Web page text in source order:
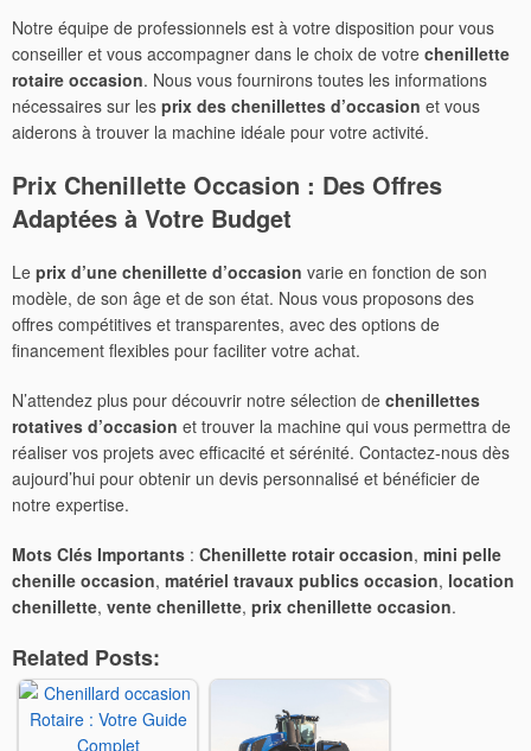
Notre équipe de professionnels est à votre disposition pour vous
conseiller et vous accompagner dans le choix de votre chenillette
rotaire occasion. Nous vous fournirons toutes les informations
nécessaires sur les prix des chenillettes d’occasion et vous
aiderons à trouver la machine idéale pour votre activité.
Prix Chenillette Occasion : Des Offres
Adaptées à Votre Budget
Le prix d’une chenillette d’occasion varie en fonction de son
modèle, de son âge et de son état. Nous vous proposons des
offres compétitives et transparentes, avec des options de
financement flexibles pour faciliter votre achat.
N’attendez plus pour découvrir notre sélection de chenillettes
rotatives d’occasion et trouver la machine qui vous permettra de
réaliser vos projets avec efficacité et sérénité. Contactez-nous dès
aujourd’hui pour obtenir un devis personnalisé et bénéficier de
notre expertise.
Mots Clés Importants : Chenillette rotair occasion, mini pelle
chenille occasion, matériel travaux publics occasion, location
chenillette, vente chenillette, prix chenillette occasion.
Related Posts: